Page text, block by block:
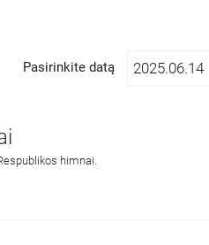
Pasirinkite datą
himnai.